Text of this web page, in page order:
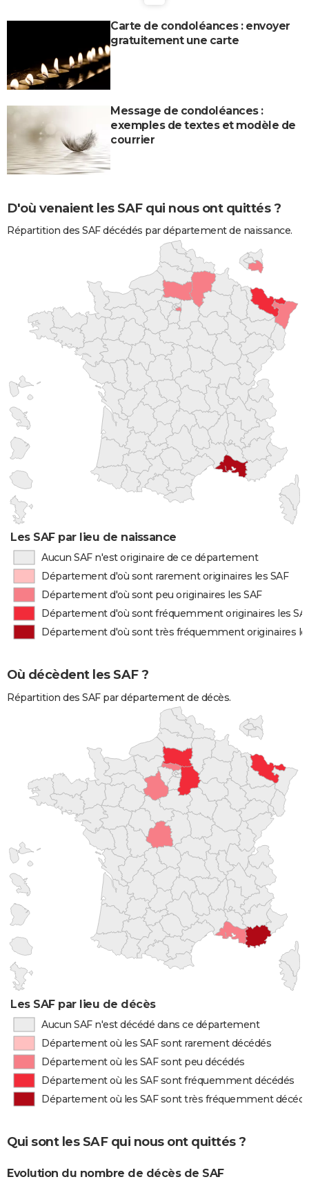
Carte de condoléances : envoyer
gratuitement une carte
Message de condoléances :
exemples de textes et modèle de
courrier
D'où venaient les SAF qui nous ont quittés ?
Répartition des SAF décédés par département de naissance.
Les SAF par lieu de naissance
Aucun SAF n'est originaire de ce département
Département d'où sont rarement originaires les SAF
Département d'où sont peu originaires les SAF
Département d'où sont fréquemment originaires les
Département d'où sont très fréquemment originaires
Où décèdent les SAF ?
Répartition des SAF par département de décès.
Les SAF par lieu de décès
Aucun SAF n'est décédé dans ce département
Département où les SAF sont rarement décédés
Département où les SAF sont peu décédés
Département où les SAF sont fréquemment décédés
Département où les SAF sont très fréquemment
Qui sont les SAF qui nous ont quittés ?
Evolution du nombre de décès de SAF